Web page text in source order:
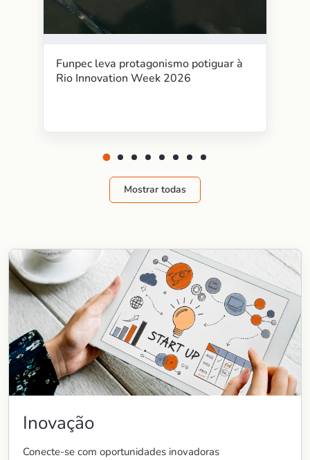
Funpec leva protagonismo potiguar à
Rio Innovation Week 2026
Mostrar todas
Inovação
Conecte-se com oportunidades inovadoras